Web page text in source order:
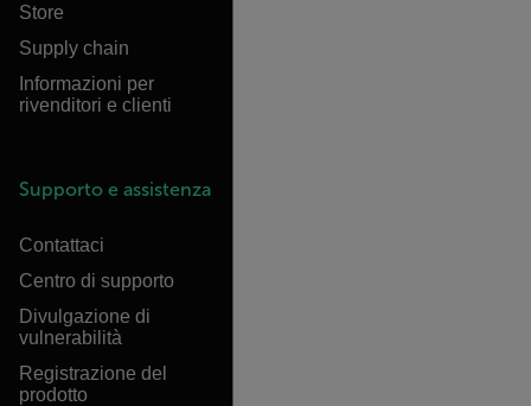
Store
Supply chain
Informazioni per
rivenditori e clienti
Supporto e assistenza
Contattaci
Centro di supporto
Divulgazione di
vulnerabilità
Registrazione del
prodotto